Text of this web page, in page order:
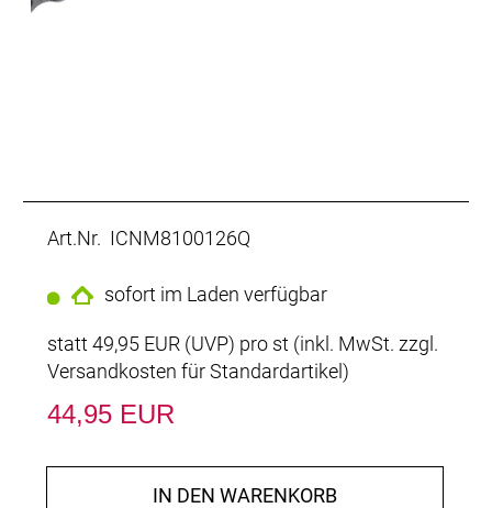
Art.Nr. ICNM8100126Q
sofort im Laden verfügbar
statt 49,95 EUR (UVP) pro st (inkl. MwSt. zzgl.
Versandkosten für Standardartikel)
44,95 EUR
IN DEN WARENKORB